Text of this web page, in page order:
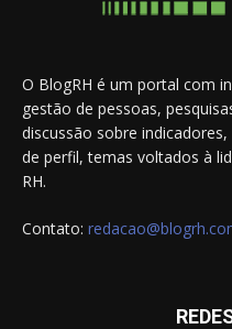
O BlogRH é um portal com
gestão de pessoas,
discussão sobre
de perfil, temas voltados à
RH.
Contato: